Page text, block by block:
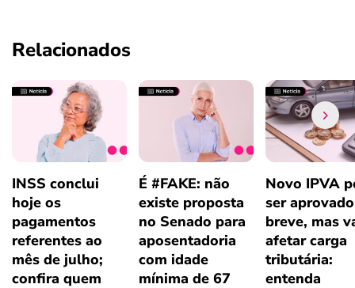
Relacionados
INSS conclui
hoje os
pagamentos
referentes ao
mês de julho;
confira quem
É #FAKE: não
existe proposta
no Senado para
aposentadoria
com idade
mínima de 67
Novo IPVA
ser
breve, mas
afetar carga
tributária:
entenda